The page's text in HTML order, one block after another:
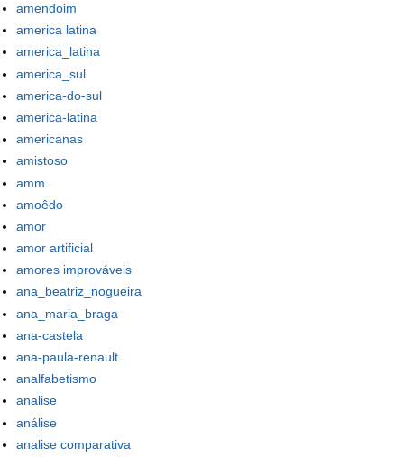
amendoim
america latina
america_latina
america_sul
america-do-sul
america-latina
americanas
amistoso
amm
amoêdo
amor
amor artificial
amores improváveis
ana_beatriz_nogueira
ana_maria_braga
ana-castela
ana-paula-renault
analfabetismo
analise
análise
analise comparativa